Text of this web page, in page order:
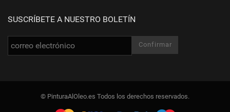
SUSCRÍBETE A NUESTRO BOLETÍN
© PinturaAlOleo.es Todos los derechos reservados.